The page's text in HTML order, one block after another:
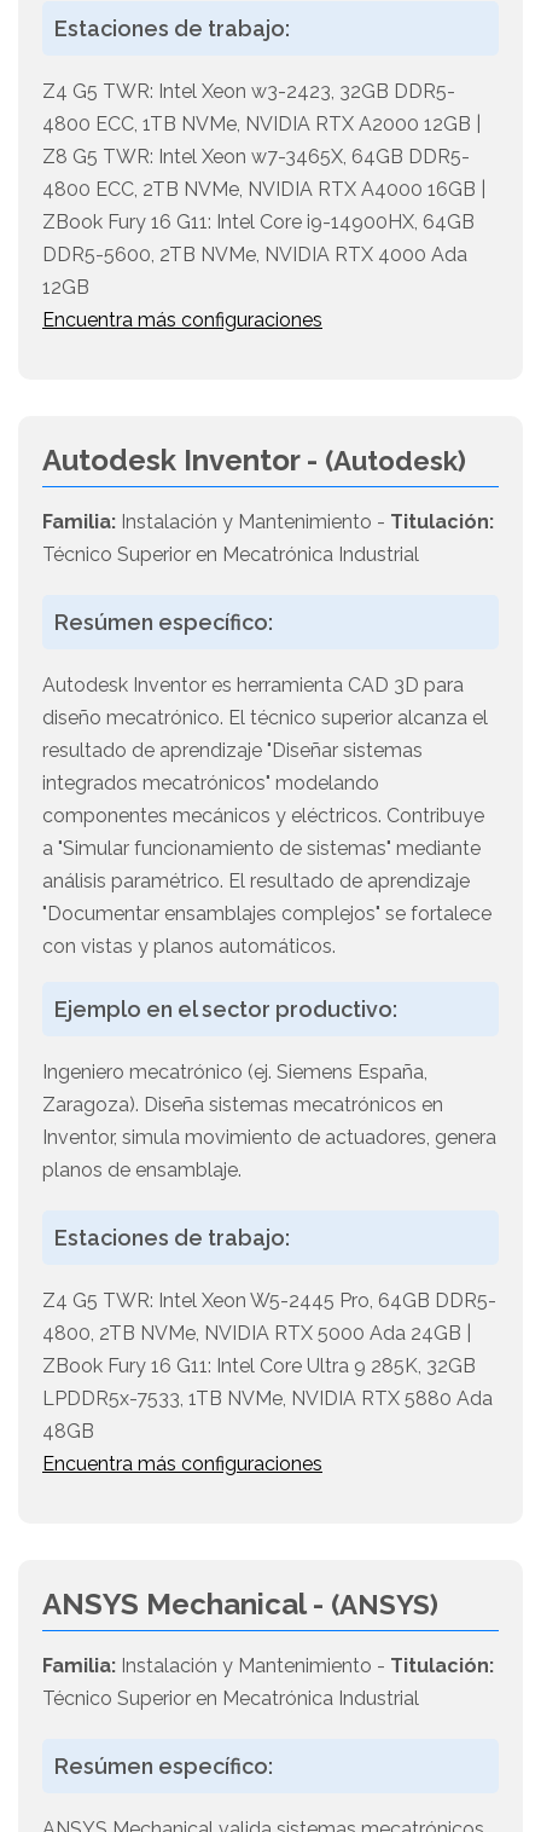
Estaciones de trabajo:
Z4 G5 TWR: Intel Xeon w3-2423, 32GB DDR5-
4800 ECC, 1TB NVMe, NVIDIA RTX A2000 12GB |
Z8 G5 TWR: Intel Xeon w7-3465X, 64GB DDR5-
4800 ECC, 2TB NVMe, NVIDIA RTX A4000 16GB |
ZBook Fury 16 G11: Intel Core i9-14900HX, 64GB
DDR5-5600, 2TB NVMe, NVIDIA RTX 4000 Ada
12GB
Encuentra más configuraciones
Autodesk Inventor - (Autodesk)
Familia: Instalación y Mantenimiento - Titulación:
Técnico Superior en Mecatrónica Industrial
Resúmen específico:
Autodesk Inventor es herramienta CAD 3D para
diseño mecatrónico. El técnico superior alcanza el
resultado de aprendizaje "Diseñar sistemas
integrados mecatrónicos" modelando
componentes mecánicos y eléctricos. Contribuye
a "Simular funcionamiento de sistemas" mediante
análisis paramétrico. El resultado de aprendizaje
"Documentar ensamblajes complejos" se fortalece
con vistas y planos automáticos.
Ejemplo en el sector productivo:
Ingeniero mecatrónico (ej. Siemens España,
Zaragoza). Diseña sistemas mecatrónicos en
Inventor, simula movimiento de actuadores, genera
planos de ensamblaje.
Estaciones de trabajo:
Z4 G5 TWR: Intel Xeon W5-2445 Pro, 64GB DDR5-
4800, 2TB NVMe, NVIDIA RTX 5000 Ada 24GB |
ZBook Fury 16 G11: Intel Core Ultra 9 285K, 32GB
LPDDR5x-7533, 1TB NVMe, NVIDIA RTX 5880 Ada
48GB
Encuentra más configuraciones
ANSYS Mechanical - (ANSYS)
Familia: Instalación y Mantenimiento - Titulación:
Técnico Superior en Mecatrónica Industrial
Resúmen específico: